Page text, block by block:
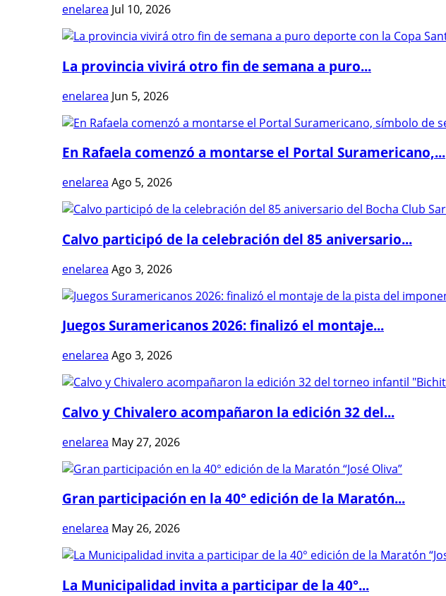
enelarea Jul 10, 2026
La provincia vivirá otro fin de semana a puro...
enelarea Jun 5, 2026
En Rafaela comenzó a montarse el Portal Suramericano,...
enelarea Ago 5, 2026
Calvo participó de la celebración del 85 aniversario...
enelarea Ago 3, 2026
Juegos Suramericanos 2026: finalizó el montaje...
enelarea Ago 3, 2026
Calvo y Chivalero acompañaron la edición 32 del...
enelarea May 27, 2026
Gran participación en la 40° edición de la Maratón...
enelarea May 26, 2026
La Municipalidad invita a participar de la 40°...